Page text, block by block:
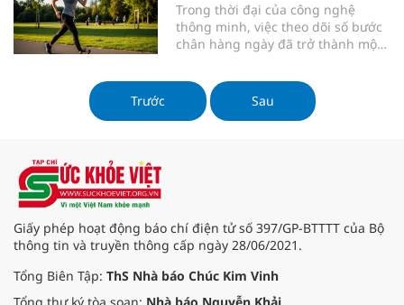
Trong thời đại của công nghệ
thông minh, việc theo dõi số bước
chân hàng ngày đã trở thành một
đồng hồ thông minh hay thiết bị
đeo tay như Fitbit không chỉ giúp
chúng ta kiểm soát hoạt động thể
Trước Sau
Giấy phép hoạt động báo chí điện tử số 397/GP-BTTTT của Bộ
thông tin và truyền thông cấp ngày 28/06/2021.
Tổng Biên Tập: ThS Nhà báo Chúc Kim Vinh